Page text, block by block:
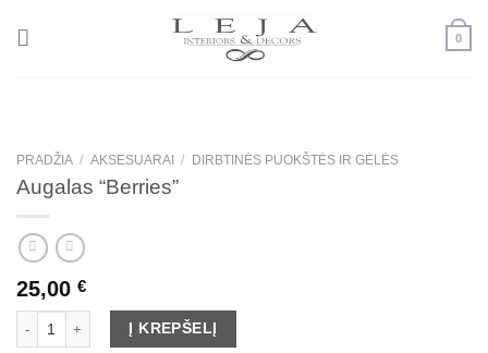
0
PRADŽIA / AKSESUARAI / DIRBTINĖS PUOKŠTĖS IR GĖLĖS
Augalas “Berries”
25,00 €
produkto kiekis: Augalas "Berries"
Į KREPŠELĮ